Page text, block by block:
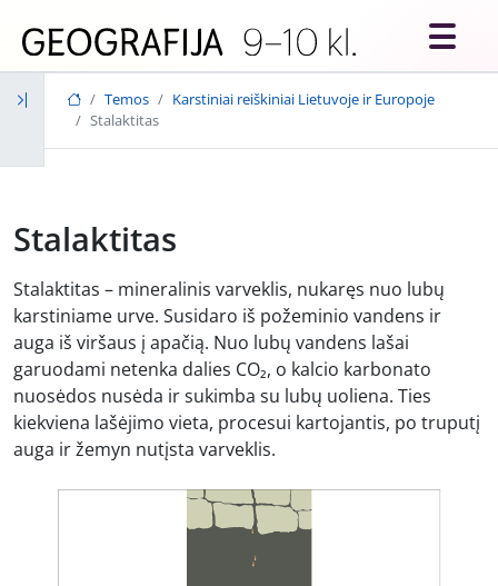
Temos
Karstiniai reiškiniai Lietuvoje ir Europoje
Stalaktitas
Stalaktitas
Stalaktitas – mineralinis varveklis, nukaręs nuo lubų
karstiniame urve. Susidaro iš požeminio vandens ir
auga iš viršaus į apačią. Nuo lubų vandens lašai
garuodami netenka dalies CO₂, o kalcio karbonato
nuosėdos nusėda ir sukimba su lubų uoliena. Ties
kiekviena lašėjimo vieta, procesui kartojantis, po truputį
auga ir žemyn nutįsta varveklis.